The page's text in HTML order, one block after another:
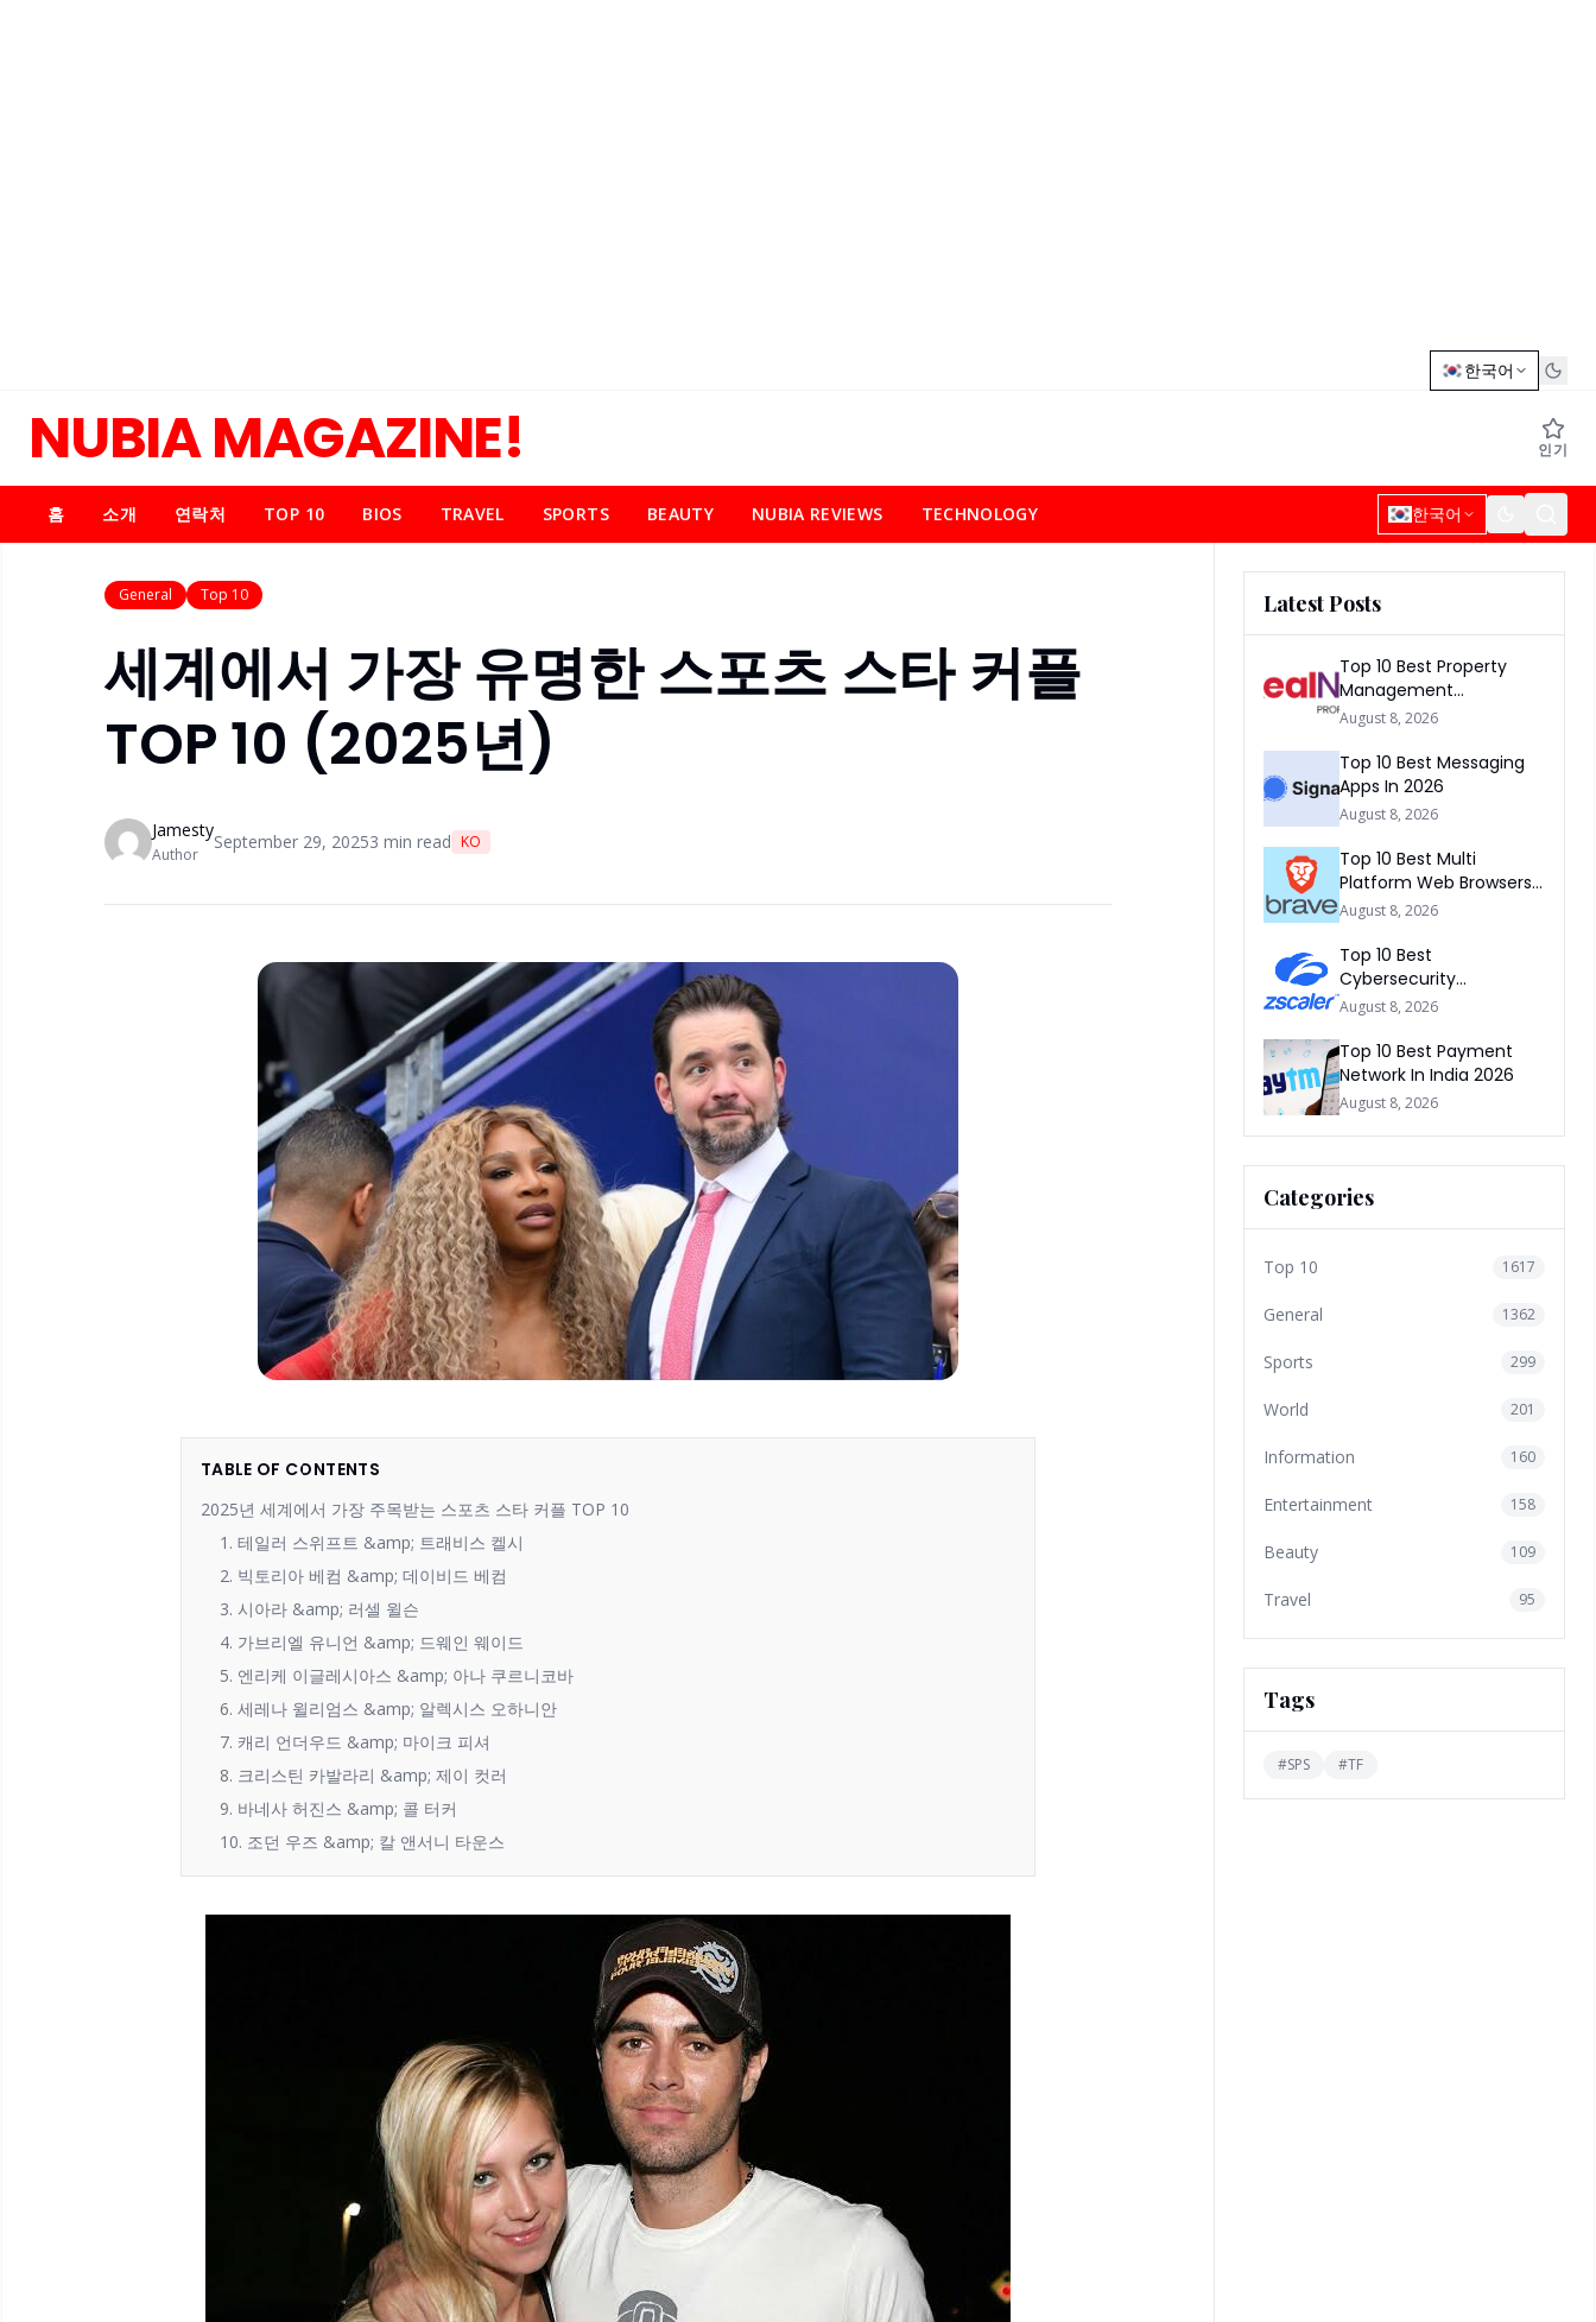
한국어
NUBIA MAGAZINE! 인기
홈 소개 연락처 TOP 10 BIOS TRAVEL SPORTS BEAUTY NUBIA REVIEWS TECHNOLOGY 한국어
General Top 10
세계에서 가장 유명한 스포츠 스타 커플
TOP 10 (2025년)
Jamesty
Author
September 29, 20253 min read KO
TABLE OF CONTENTS
2025년 세계에서 가장 주목받는 스포츠 스타 커플 TOP 10
1. 테일러 스위프트 &amp; 트래비스 켈시
2. 빅토리아 베컴 &amp; 데이비드 베컴
3. 시아라 &amp; 러셀 윌슨
4. 가브리엘 유니언 &amp; 드웨인 웨이드
5. 엔리케 이글레시아스 &amp; 아나 쿠르니코바
6. 세레나 윌리엄스 &amp; 알렉시스 오하니안
7. 캐리 언더우드 &amp; 마이크 피셔
8. 크리스틴 카발라리 &amp; 제이 컷러
9. 바네사 허진스 &amp; 콜 터커
10. 조던 우즈 &amp; 칼 앤서니 타운스
Latest Posts
Top 10 Best Property
Management
Companies In South
August 8, 2026
Top 10 Best Messaging
Apps In 2026
August 8, 2026
Top 10 Best Multi
Platform Web Browsers
In The world 2026
August 8, 2026
Top 10 Best
Cybersecurity
Companies In America
August 8, 2026
Top 10 Best Payment
Network In India 2026
August 8, 2026
Categories
Top 10 1617
General 1362
Sports 299
World 201
Information 160
Entertainment 158
Beauty 109
Travel 95
Tags
#SPS #TF